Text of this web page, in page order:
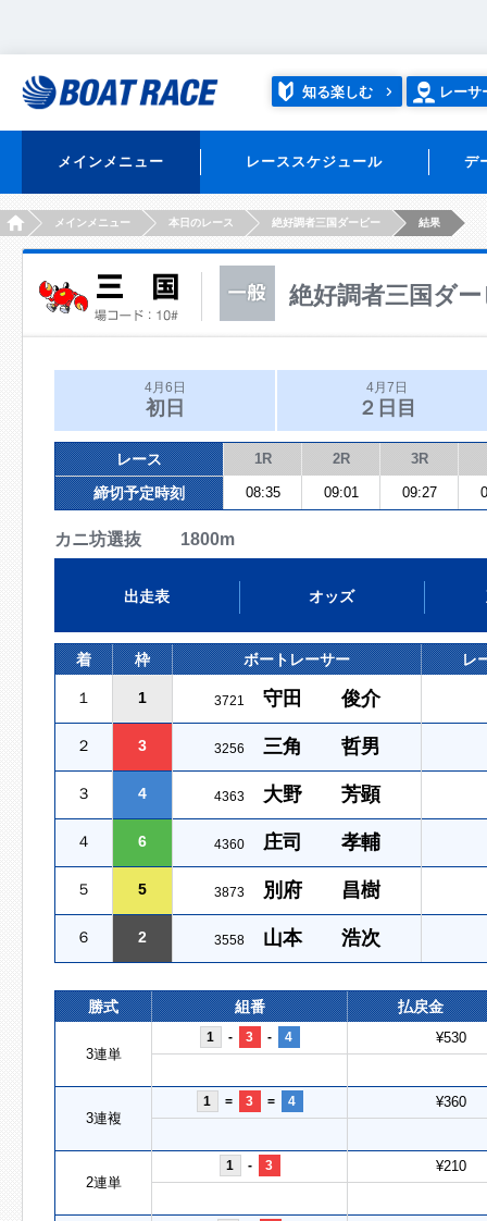
知る楽しむ レーサ
メインメニュー レーススケジュール デ
HOMEメインメニュー 本日のレース 絶好調者三国ダービー 結果
絶好調者三国ダ
4月6日
初日
4月7日
２日目
レース 1R 2R 3R
締切予定時刻 08:35 09:01 09:27
カニ坊選抜 1800m
出走表 オッズ
着 枠 ボートレーサー レ
１ 1 3721 守田 俊介
２ 3 3256 三角 哲男
３ 4 4363 大野 芳顕
４ 6 4360 庄司 孝輔
５ 5 3873 別府 昌樹
６ 2 3558 山本 浩次
勝式 組番 払戻金
3連単
1 - 3 - 4 ¥530
3連複
1 = 3 = 4 ¥360
2連単
1 - 3 ¥210